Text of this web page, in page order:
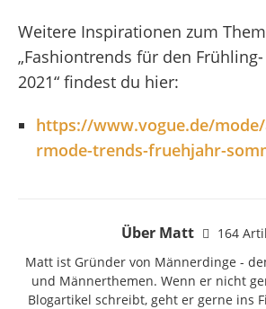
Weitere Inspirationen zum
„Fashiontrends für den
2021“ findest du hier:
https://www.vogue.de/
rmode-trends-fruehjahr-
Über Matt
164
Matt ist Gründer von Männerdinge -
und Männerthemen. Wenn er nicht
Blogartikel schreibt, geht er gerne ins